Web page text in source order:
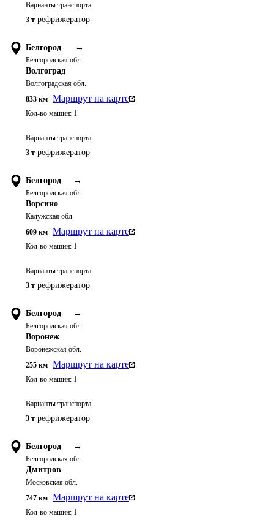
Варианты транспорта
3 т рефрижератор
Белгород →
Белгородская обл.
Волгоград
Волгоградская обл.
833 км Маршрут на карте
Кол-во машин: 1
Варианты транспорта
3 т рефрижератор
Белгород →
Белгородская обл.
Ворсино
Калужская обл.
609 км Маршрут на карте
Кол-во машин: 1
Варианты транспорта
3 т рефрижератор
Белгород →
Белгородская обл.
Воронеж
Воронежская обл.
255 км Маршрут на карте
Кол-во машин: 1
Варианты транспорта
3 т рефрижератор
Белгород →
Белгородская обл.
Дмитров
Московская обл.
747 км Маршрут на карте
Кол-во машин: 1